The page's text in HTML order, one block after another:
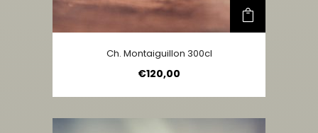
Ch. Montaiguillon 300cl
€120,00